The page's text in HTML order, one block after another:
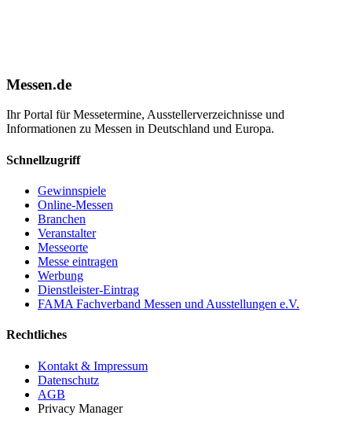
Messen.de
Ihr Portal für Messetermine, Ausstellerverzeichnisse und
Informationen zu Messen in Deutschland und Europa.
Schnellzugriff
Gewinnspiele
Online-Messen
Branchen
Veranstalter
Messeorte
Messe eintragen
Werbung
Dienstleister-Eintrag
FAMA Fachverband Messen und Ausstellungen e.V.
Rechtliches
Kontakt & Impressum
Datenschutz
AGB
Privacy Manager